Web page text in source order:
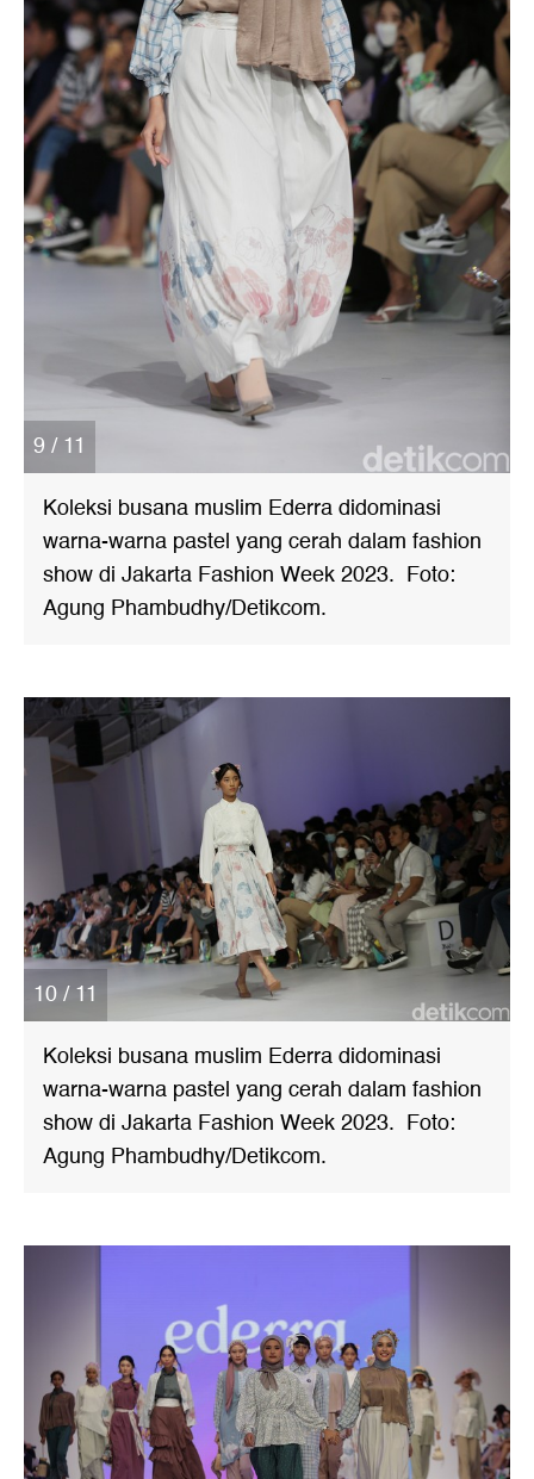
9 / 11
Koleksi busana muslim Ederra didominasi
warna-warna pastel yang cerah dalam fashion
show di Jakarta Fashion Week 2023. Foto:
Agung Phambudhy/Detikcom.
10 / 11
Koleksi busana muslim Ederra didominasi
warna-warna pastel yang cerah dalam fashion
show di Jakarta Fashion Week 2023. Foto:
Agung Phambudhy/Detikcom.